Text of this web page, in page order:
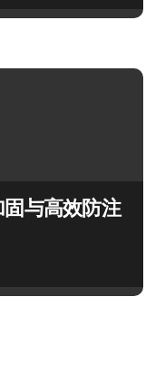
与高效防注